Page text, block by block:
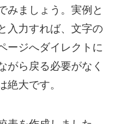
みましょう。実例と
入力すれば、文字の
ージへダイレクトに
がら戻る必要がなく
絶大です。